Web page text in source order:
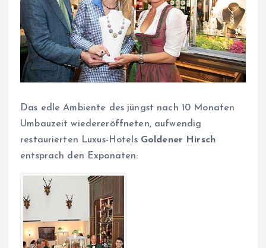
Das edle Ambiente des jüngst nach 10 Monaten
Umbauzeit wiedereröffneten, aufwendig
restaurierten Luxus-Hotels Goldener Hirsch
entsprach den Exponaten: